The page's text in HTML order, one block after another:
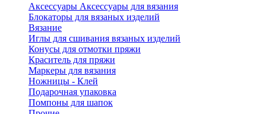
Аксессуары Аксессуары для вязания
Блокаторы для вязаных изделий
Вязание
Иглы для сшивания вязаных изделий
Конусы для отмотки пряжи
Краситель для пряжи
Маркеры для вязания
Ножницы - Клей
Подарочная упаковка
Помпоны для шапок